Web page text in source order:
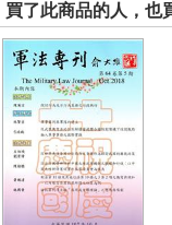
買了此商品的人，也